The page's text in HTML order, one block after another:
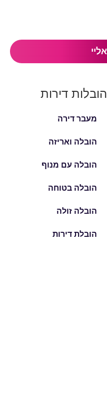
הובלות דירות
מעבר דירה
הובלה ואריזה
הובלה עם מנוף
הובלה בטוחה
הובלה זולה
הובלת דירות